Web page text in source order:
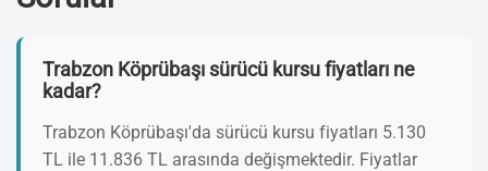
Trabzon Köprübaşı sürücü kursu fiyatları ne
kadar?
Trabzon Köprübaşı'da sürücü kursu fiyatları 5.130
TL ile 11.836 TL arasında değişmektedir. Fiyatlar